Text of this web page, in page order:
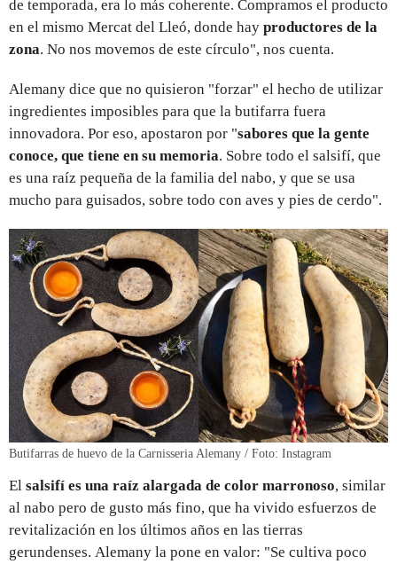
de temporada, era lo más coherente. Compramos el producto
en el mismo Mercat del Lleó, donde hay productores de la
zona. No nos movemos de este círculo", nos cuenta.
Alemany dice que no quisieron "forzar" el hecho de utilizar
ingredientes imposibles para que la butifarra fuera
innovadora. Por eso, apostaron por "sabores que la gente
conoce, que tiene en su memoria. Sobre todo el salsifí, que
es una raíz pequeña de la familia del nabo, y que se usa
mucho para guisados, sobre todo con aves y pies de cerdo".
Butifarras de huevo de la Carnisseria Alemany / Foto: Instagram
El salsifí es una raíz alargada de color marronoso, similar
al nabo pero de gusto más fino, que ha vivido esfuerzos de
revitalización en los últimos años en las tierras
gerundenses. Alemany la pone en valor: "Se cultiva poco